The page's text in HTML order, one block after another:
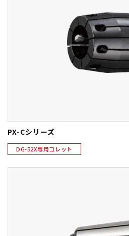
PX-Cシリーズ
DG-52X専用コレット